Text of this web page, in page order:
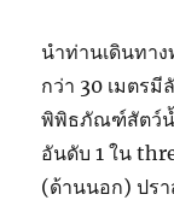
นำท่านเดินทา
กว่า 30 เมตร
พิพิธภัณฑ์สัตว์
อันดับ 1 ใน
(ด้านนอก) ปร